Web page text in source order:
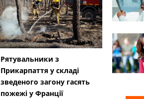
Рятувальники з
Прикарпаття у складі
зведеного загону гасять
пожежі у Франції